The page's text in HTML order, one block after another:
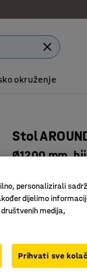
okruženje
Stol
Ø1200 mm,
Dostupan u
Za različite
Boja površine ploče
personalizirali
dijelimo
medija,
Prihvati sve